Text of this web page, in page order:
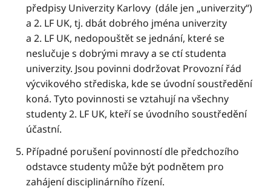
předpisy Univerzity Karlovy (dále jen „univerzity“)
a 2. LF UK, tj. dbát dobrého jména univerzity
a 2. LF UK, nedopouštět se jednání, které se
neslučuje s dobrými mravy a se ctí studenta
univerzity. Jsou povinni dodržovat Provozní řád
výcvikového střediska, kde se úvodní soustředění
koná. Tyto povinnosti se vztahují na všechny
studenty 2. LF UK, kteří se úvodního soustředění
účastní.
Případné porušení povinností dle předchozího
odstavce studenty může být podnětem pro
zahájení disciplinárního řízení.